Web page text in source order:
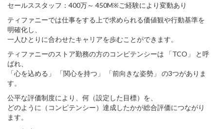
セールススタッフ：400万～ 450M※ご経験により変動あり
ティファニーでは仕事をする上で求められる価値観や行動基準を
明確化し、
一人ひとりに合わせたキャリアを歩むことができます。
ティファニーのストア勤務の方のコンピテンシーは 「TCO」 と呼
ばれ、
「心を込める」 「関心を持つ」 「前向きな姿勢」 の3つがありま
す。
公平な評価制度により、何（設定した目標）を、
どのように（コンピテンシー）達成したかが総合評価につながり
ます。